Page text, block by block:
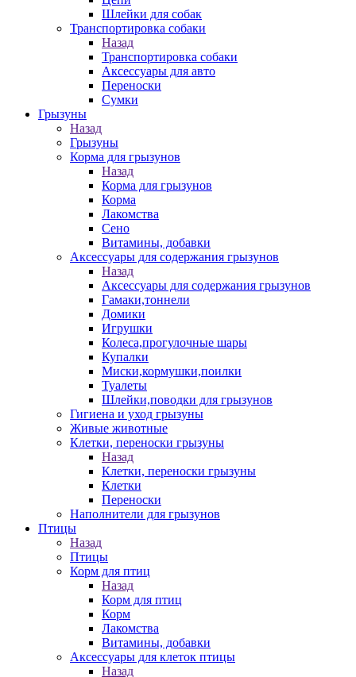
Шлейки для собак
Транспортировка собаки
Назад
Транспортировка собаки
Аксессуары для авто
Переноски
Сумки
Грызуны
Назад
Грызуны
Корма для грызунов
Назад
Корма для грызунов
Корма
Лакомства
Сено
Витамины, добавки
Аксессуары для содержания грызунов
Назад
Аксессуары для содержания грызунов
Гамаки,тоннели
Домики
Игрушки
Колеса,прогулочные шары
Купалки
Миски,кормушки,поилки
Туалеты
Шлейки,поводки для грызунов
Гигиена и уход грызуны
Живые животные
Клетки, переноски грызуны
Назад
Клетки, переноски грызуны
Клетки
Переноски
Наполнители для грызунов
Птицы
Назад
Птицы
Корм для птиц
Назад
Корм для птиц
Корм
Лакомства
Витамины, добавки
Аксессуары для клеток птицы
Назад